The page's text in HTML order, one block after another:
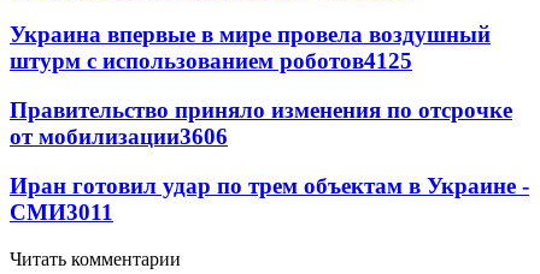
Украина впервые в мире провела воздушный
штурм с использованием роботов4125
Правительство приняло изменения по отсрочке
от мобилизации3606
Иран готовил удар по трем объектам в Украине -
СМИ3011
Читать комментарии